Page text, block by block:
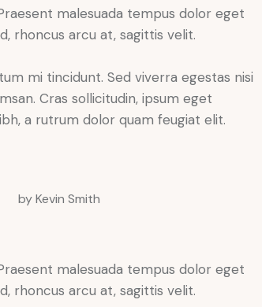
malesuada tempus dolor eget
rhoncus arcu at, sagittis velit.
mi tincidunt. Sed viverra egestas nisi
Cras sollicitudin, ipsum eget
a rutrum dolor quam feugiat elit.
by Kevin Smith
malesuada tempus dolor eget
rhoncus arcu at, sagittis velit.